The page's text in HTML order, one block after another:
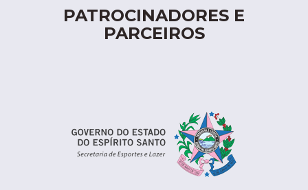
PATROCINADORES E
PARCEIROS